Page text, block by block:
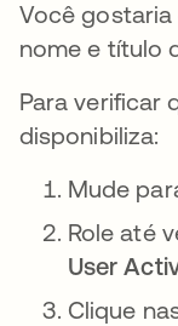
Você gostaria
nome e título
Para verificar
disponibiliza:
Mude
Role até
User
Clique